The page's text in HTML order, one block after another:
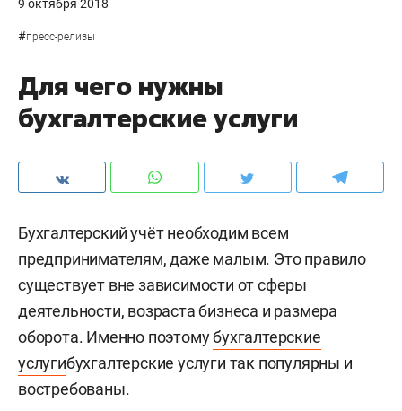
9 октября 2018
#пресс-релизы
Для чего нужны
бухгалтерские услуги
Бухгалтерский учёт необходим всем
предпринимателям, даже малым. Это правило
существует вне зависимости от сферы
деятельности, возраста бизнеса и размера
оборота. Именно поэтомубухгалтерские
услугибухгалтерские услуги так популярны и
востребованы.